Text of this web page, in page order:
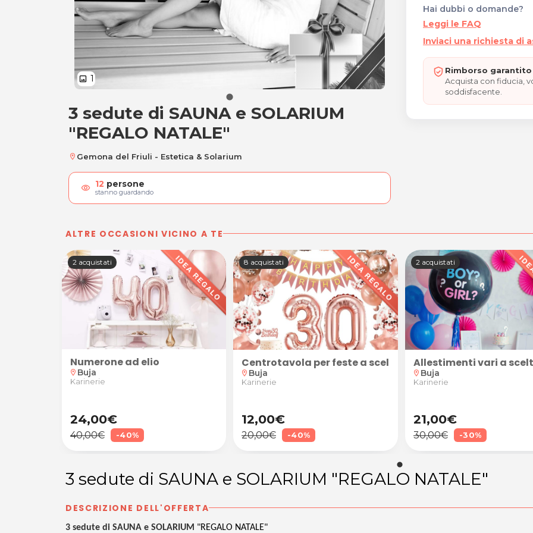
image 1
3 sedute di SAUNA e SOLARIUM "REGALO
3 sedute di SAUNA e SOLARIUM
"REGALO NATALE"
location_on Gemona del Friuli - Estetica & Solarium
visibility 12 persone
stanno guardando
Hai dubbi o domande?
Leggi le FAQ
Inviaci una richiesta di
Rimborso
Acquista con fiducia,
soddisfacente.
ALTRE OCCASIONI VICINO A TE
abitacolo
2 acquistati
Numerone ad elio
location_on Buja
Karinerie
24,00€
40,00€ -40%
8 acquistati
Centrotavola per feste a scelta tra numeri, cuore oppure
location_on Buja
Karinerie
12,00€
20,00€ -40%
2 acquistati
Allestimenti vari a
location_on Buja
Karinerie
21,00€
30,00€ -30%
3 sedute di SAUNA e SOLARIUM "REGALO NATALE"
DESCRIZIONE DELL'OFFERTA
3 sedute di SAUNA e SOLARIUM "REGALO NATALE"